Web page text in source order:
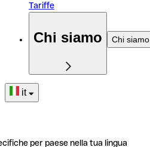
Tariffe
Chi siamo Chi siamo
it
per paese nella tua lingua